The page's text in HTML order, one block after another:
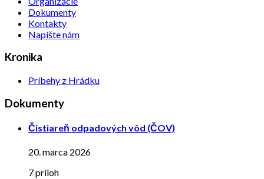
Dokumenty
Kontakty
Napíšte nám
Kronika
Príbehy z Hrádku
Dokumenty
Čistiareň odpadových vôd (ČOV)
20. marca 2026
7 príloh